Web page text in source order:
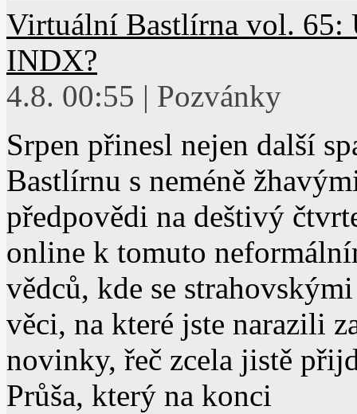
Virtuální Bastlírna vol. 65:
INDX?
4.8. 00:55 | Pozvánky
Srpen přinesl nejen další
Bastlírnu s neméně
předpovědi na deštivý
online k tomuto
vědců, kde se
věci, na které jste narazili
novinky, řeč zcela jistě
Průša, který na konci